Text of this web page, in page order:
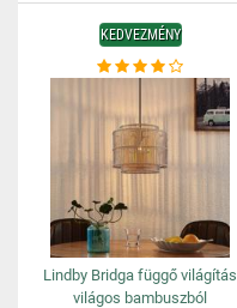
KEDVEZMÉNY
Lindby Bridga függő világítás
világos bambuszból